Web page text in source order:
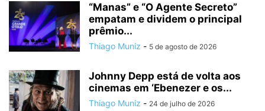
“Manas” e “O Agente Secreto”
empatam e dividem o principal
prêmio...
Thiago Muniz - 5 de agosto de 2026
Johnny Depp está de volta aos
cinemas em ‘Ebenezer e os...
Thiago Muniz - 24 de julho de 2026